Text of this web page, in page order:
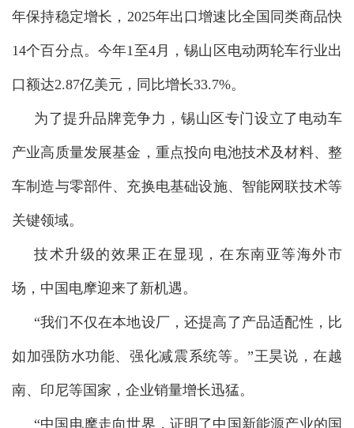
年保持稳定增长，2025年出口增速比全国同类商品快
14个百分点。今年1至4月，锡山区电动两轮车行业出
口额达2.87亿美元，同比增长33.7%。
为了提升品牌竞争力，锡山区专门设立了电动车
产业高质量发展基金，重点投向电池技术及材料、整
车制造与零部件、充换电基础设施、智能网联技术等
关键领域。
技术升级的效果正在显现，在东南亚等海外市
场，中国电摩迎来了新机遇。
“我们不仅在本地设厂，还提高了产品适配性，比
如加强防水功能、强化减震系统等。”王昊说，在越
南、印尼等国家，企业销量增长迅猛。
“中国电摩走向世界，证明了中国新能源产业的国